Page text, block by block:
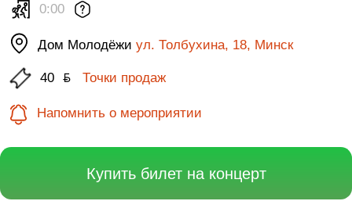
0:00
Дом Молодёжиул. Толбухина, 18, Минск
40 ƃ Точки продаж
Напомнить о мероприятии
Купить билет на концерт